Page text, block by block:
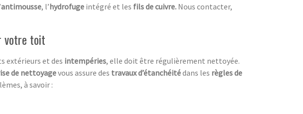
antimousse, l’hydrofuge intégré et les fils de cuivre. Nous contacter,
votre toit
extérieurs et des intempéries, elle doit être régulièrement nettoyée.
de nettoyagevous assure des travaux d’étanchéitédans les règles de
à savoir :